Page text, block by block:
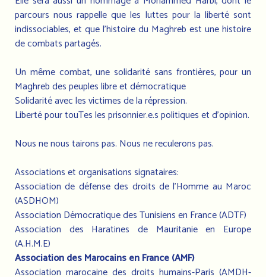
parcours nous rappelle que les luttes pour la liberté sont
indissociables, et que l’histoire du Maghreb est une histoire
de combats partagés.
Un même combat, une solidarité sans frontières, pour un
Maghreb des peuples libre et démocratique
Solidarité avec les victimes de la répression.
Liberté pour touTes les prisonnier.e.s politiques et d’opinion.
Nous ne nous tairons pas. Nous ne reculerons pas.
Associations et organisations signataires:
Association de défense des droits de l'Homme au Maroc
(ASDHOM)
Association Démocratique des Tunisiens en France (ADTF)
Association des Haratines de Mauritanie en Europe
(A.H.M.E)
Association des Marocains en France (AMF)
Association marocaine des droits humains-Paris (AMDH-